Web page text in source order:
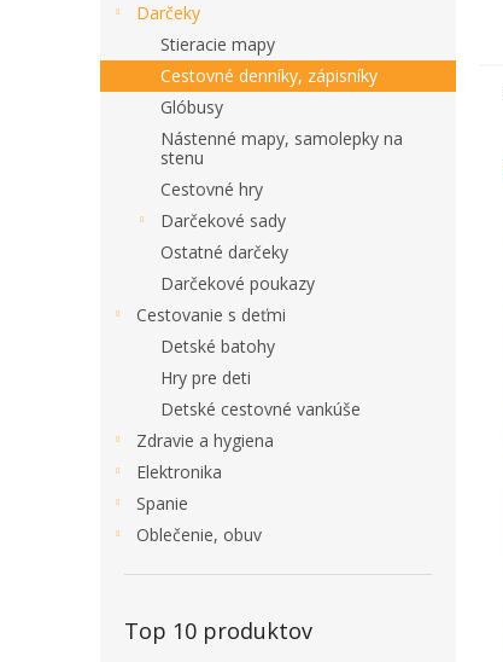
Darčeky
Stieracie mapy
Cestovné denníky, zápisníky
Glóbusy
Nástenné mapy, samolepky na
stenu
Cestovné hry
Darčekové sady
Ostatné darčeky
Darčekové poukazy
Cestovanie s deťmi
Detské batohy
Hry pre deti
Detské cestovné vankúše
Zdravie a hygiena
Elektronika
Spanie
Oblečenie, obuv
Top 10 produktov